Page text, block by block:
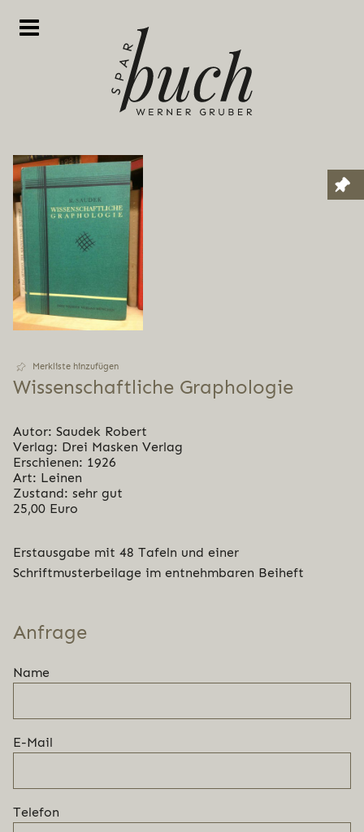
Merkliste hinzufügen
Wis­sen­schaft­li­che Graphologie
Autor: Saudek Robert
Verlag: Drei Masken Verlag
Erschienen: 1926
Art: Leinen
Zustand: sehr gut
25,00 Euro
Erstausgabe mit 48 Tafeln und einer
Schriftmusterbeilage im entnehmbaren Beiheft
Anfrage
Name
E-Mail
Telefon